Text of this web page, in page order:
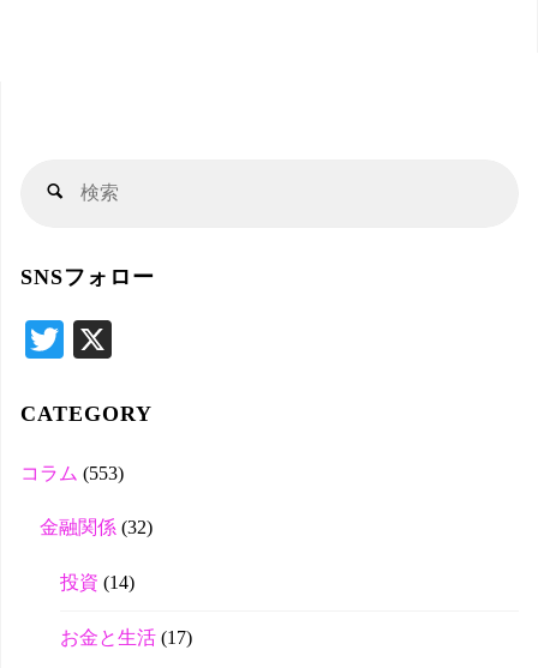
検
SNSフォロー
T
tte
CATEGORY
コラム (553)
金融関係 (32)
投資 (14)
お金と生活(17)